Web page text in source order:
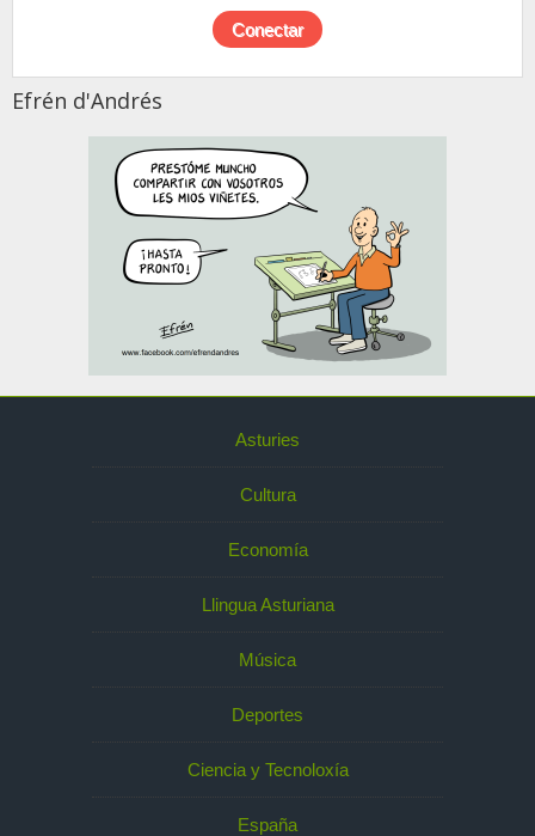
Efrén d'Andrés
Asturies
Cultura
Economía
Llingua Asturiana
Música
Deportes
Ciencia y Tecnoloxía
España